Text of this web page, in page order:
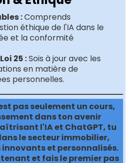
:Comprends
éthique de l'IA dans le
et la conformité
25 :Sois à jour avec les
en matière de
personnelles.
pas seulement un cours,
dans ton avenir
l'IA et ChatGPT, tu
le secteur immobilier,
et personnalisés.
et fais le premier pas